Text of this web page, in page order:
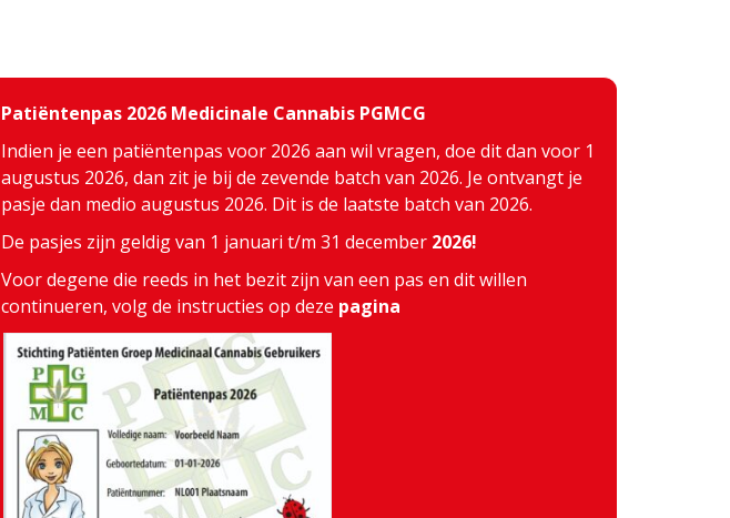
Patiëntenpas 2026 Medicinale Cannabis PGMCG
Indien je een patiëntenpas voor 2026 aan wil vragen, doe dit dan voor 1
augustus 2026, dan zit je bij de zevende batch van 2026. Je ontvangt je
pasje dan medio augustus 2026. Dit is de laatste batch van 2026.
De pasjes zijn geldig van 1 januari t/m 31 december 2026!
Voor degene die reeds in het bezit zijn van een pas en dit willen
continueren, volg de instructies op deze pagina